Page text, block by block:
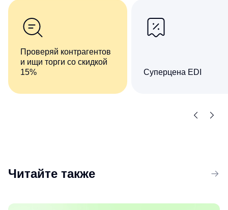
Проверяй контрагентов
и ищи торги со скидкой
15%
о компаниях и владельцах
Суперцена EDI
с контрагентами
Читайте также